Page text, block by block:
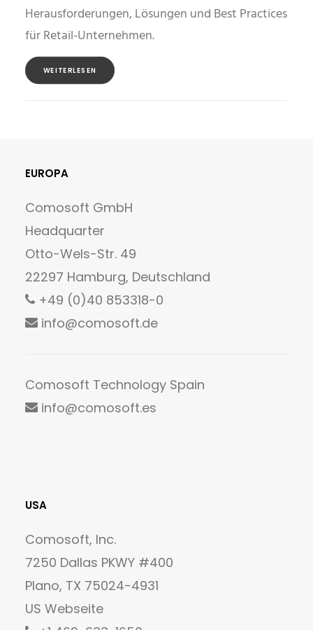
Herausforderungen, Lösungen und Best Practices
für Retail-Unternehmen.
WEITERLESEN
EUROPA
Comosoft GmbH
Headquarter
Otto-Wels-Str. 49
22297 Hamburg, Deutschland
+49 (0)40 853318-0
info@comosoft.de
Comosoft Technology Spain
info@comosoft.es
USA
Comosoft, Inc.
7250 Dallas PKWY #400
Plano, TX 75024-4931
US Webseite